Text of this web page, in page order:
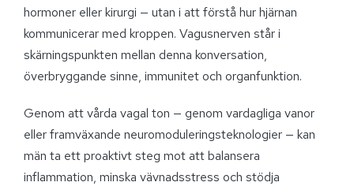
hormoner eller kirurgi — utan i att förstå hur hjärnan
kommunicerar med kroppen. Vagusnerven står i
skärningspunkten mellan denna konversation,
överbryggande sinne, immunitet och organfunktion.
Genom att vårda vagal ton — genom vardagliga vanor
eller framväxande neuromoduleringsteknologier — kan
män ta ett proaktivt steg mot att balansera
inflammation, minska vävnadsstress och stödja